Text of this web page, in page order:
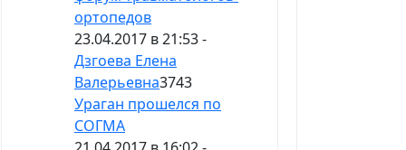
ортопедов
23.04.2017 в 21:53 -
Дзгоева Елена
Валерьевна3743
Ураган прошелся по
СОГМА